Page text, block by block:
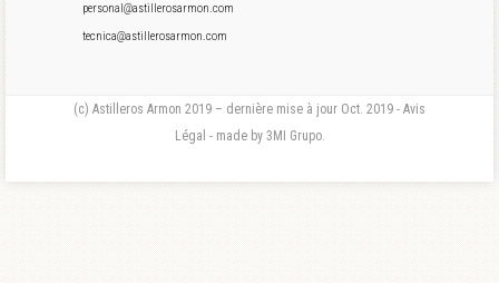
personal@astillerosarmon.com
tecnica@astillerosarmon.com
(c) Astilleros Armon 2019 – dernière mise à jour Oct. 2019 - Avis
Légal - made by 3MI Grupo.